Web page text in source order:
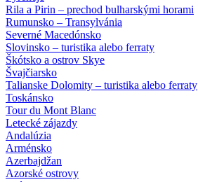
Rila a Pirin – prechod bulharskými horami
Rumunsko – Transylvánia
Severné Macedónsko
Slovinsko – turistika alebo ferraty
Škótsko a ostrov Skye
Švajčiarsko
Talianske Dolomity – turistika alebo ferraty
Toskánsko
Tour du Mont Blanc
Letecké zájazdy
Andalúzia
Arménsko
Azerbajdžan
Azorské ostrovy